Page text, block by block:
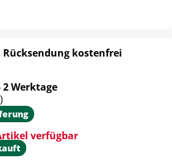
Rücksendung kostenfrei
2 Werktage
verfügbar